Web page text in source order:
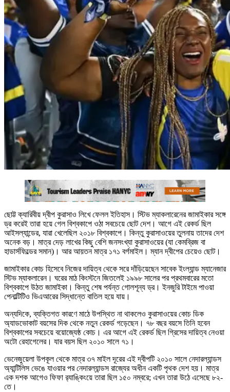
ছোট্ট ক্যারিবীয় দ্বীপ কুরাসাও লিখে ফেলল ইতিহাস। স্টিভ ম্যাকলারেনের জামাইকার সঙ্গে
ড্র করেই তারা হয়ে গেল বিশ্বকাপে ওঠা সবচেয়ে ছোট দেশ। আগে এই রেকর্ড ছিল
আইসল্যান্ডের, যারা খেলেছিল ২০১৮ বিশ্বকাপে। কিন্তু কুরাসাওয়ের তুলনায় তাদের দেশ
অনেক বড়। মাত্র দেড় লাখের কিছু বেশি জনসংখ্যা কুরাসাওয়ের (যা কেমব্রিজ বা
হাডার্সফিল্ডের সমান)। আর আয়তন মাত্র ১৭১ বর্গমাইল। ম্যান দ্বীপের চেয়েও ছোট।
জামাইকার কোচ হিসেবে নিজের দায়িত্ব থেকে সরে দাঁড়িয়েছেন সাবেক ইংল্যান্ড ম্যানেজার
স্টিভ ম্যাকলারেন। ঘরের মাঠ কিংস্টনে জিতলেই ১৯৯৮ সালের পর প্রথমবারের মতো
বিশ্বকাপে উঠত জামাইকা। কিন্তু শেষ পর্যন্ত গোলশূন্য ড্র। ইনজুরি টাইমে পাওয়া
পেনাল্টিটিও ভিএআরের সিদ্ধান্তে বাতিল হয়ে যায়।
অন্যদিকে, ব্যক্তিগত কারণে মাঠে উপস্থিত না থাকলেও কুরাসাওয়ের কোচ ডিক
অ্যাডভোকাট বয়সের দিক থেকে নতুন রেকর্ড গড়েছেন। ৭৮ বছর বয়সে তিনি হবেন
বিশ্বকাপের সবচেয়ে বয়োজ্যেষ্ঠ কোচ। এর আগে এই রেকর্ড ছিল গ্রিসের দায়িত্ব নেওয়া
অটো রেহাগেলের। যার বয়স ছিল ২০১০ সালে ৭১।
ভেনেজুয়েলা উপকূল থেকে মাত্র ৩৭ মাইল দূরের এই দ্বীপটি ২০১০ সালে নেদারল্যান্ডস
অ্যান্টিলিস ভেঙে যাওয়ার পর নেদারল্যান্ডস রাজ্যের অধীন একটি পৃথক দেশ হয়। মাত্র
এক দশক আগেও ফিফা র‍্যাঙ্কিংয়ে তারা ছিল ১৫০ নম্বরে; এখন তারা উঠে এসেছে ৮২-
তে।